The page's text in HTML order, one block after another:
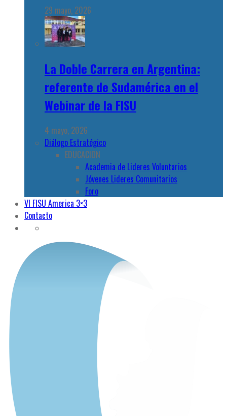
29 mayo, 2026
La Doble Carrera en Argentina:
referente de Sudamérica en el
Webinar de la FISU
4 mayo, 2026
Diálogo Estratégico
EDUCACION
Academia de Lideres Voluntarios
Jóvenes Lideres Comunitarios
Foro
VI FISU America 3×3
Contacto